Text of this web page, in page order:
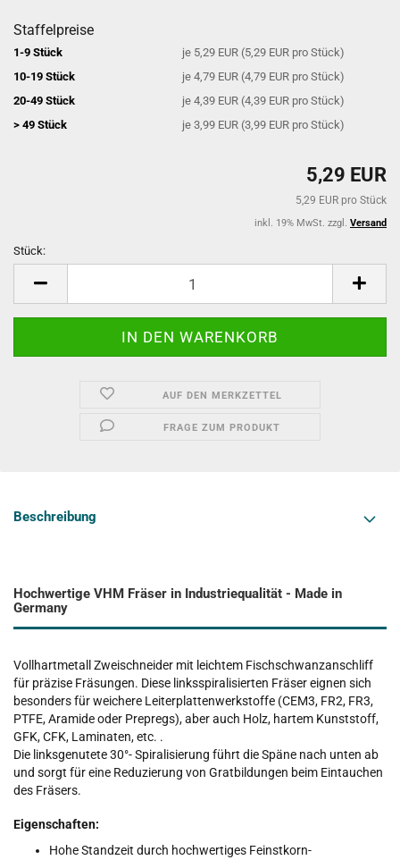
Staffelpreise
1-9 Stück
je 5,29 EUR (5,29 EUR pro Stück)
10-19 Stück
je 4,79 EUR (4,79 EUR pro Stück)
20-49 Stück
je 4,39 EUR (4,39 EUR pro Stück)
> 49 Stück
je 3,99 EUR (3,99 EUR pro Stück)
5,29 EUR
5,29 EUR pro Stück
inkl. 19% MwSt. zzgl. Versand
Stück:
AUF DEN MERKZETTEL
FRAGE ZUM PRODUKT
Beschreibung
Hochwertige VHM Fräser in Industriequalität - Made in
Germany
Vollhartmetall Zweischneider mit leichtem Fischschwanzanschliff
für präzise Fräsungen. Diese linksspiralisierten Fräser eignen sich
besonders für weichere Leiterplattenwerkstoffe (CEM3, FR2, FR3,
PTFE, Aramide oder Prepregs), aber auch Holz, hartem Kunststoff,
GFK, CFK, Laminaten, etc. .
Die linksgenutete 30°- Spiralisierung führt die Späne nach unten ab
und sorgt für eine Reduzierung von Gratbildungen beim Eintauchen
des Fräsers.
Eigenschaften:
Hohe Standzeit durch hochwertiges Feinstkorn-